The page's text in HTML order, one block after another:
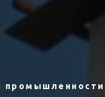
промышленности